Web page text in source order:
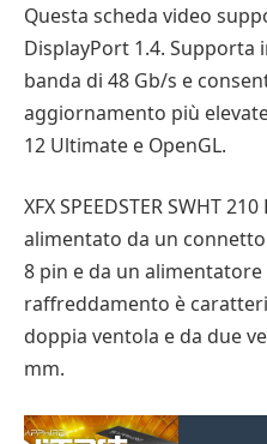
Questa scheda video
DisplayPort 1.4. Supporta
banda di 48 Gb/s e
aggiornamento più
12 Ultimate e OpenGL.
XFX SPEEDSTER SWHT
alimentato da un
8 pin e da un alimentatore
raffreddamento è
doppia ventola e da due
mm.